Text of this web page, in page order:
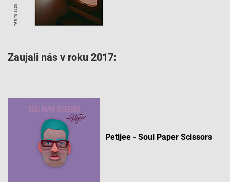
Zaujali nás v roku 2017:
Petijee - Soul Paper Scissors